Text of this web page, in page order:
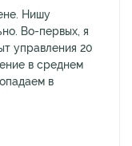
Нишу
Во-первых, я
управления 20
в среднем
в